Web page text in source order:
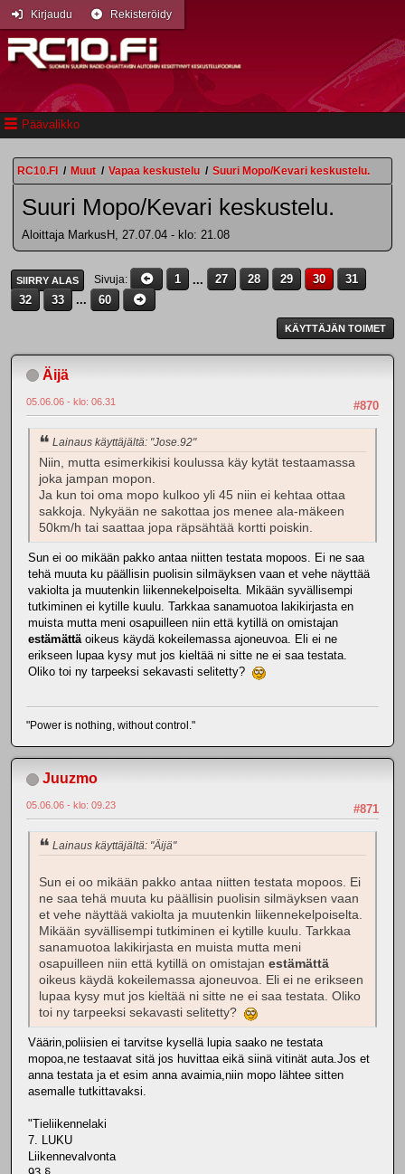
Päävalikko
Kirjaudu Rekisteröidy
RC10.FI / Muut / Vapaa keskustelu / Suuri Mopo/Kevari keskustelu.
Suuri Mopo/Kevari keskustelu.
Aloittaja MarkusH, 27.07.04 - klo: 21.08
SIIRRY ALAS Sivuja 1 ... 27 28 29 30
31
32
33 ... 60
KÄYTTÄJÄN TOIMET
Äijä
#870
05.06.06 - klo: 06.31
Lainaus käyttäjältä: "Jose.92"
Niin, mutta esimerkikisi koulussa käy kytät testaamassa
joka jampan mopon.
Ja kun toi oma mopo kulkoo yli 45 niin ei kehtaa ottaa
sakkoja. Nykyään ne sakottaa jos menee ala-mäkeen
50km/h tai saattaa jopa räpsähtää kortti poiskin.
Sun ei oo mikään pakko antaa niitten testata mopoos. Ei ne saa
tehä muuta ku päällisin puolisin silmäyksen vaan et vehe näyttää
vakiolta ja muutenkin liikennekelpoiselta. Mikään syvällisempi
tutkiminen ei kytille kuulu. Tarkkaa sanamuotoa lakikirjasta en
muista mutta meni osapuilleen niin että kytillä on omistajan
estämättä oikeus käydä kokeilemassa ajoneuvoa. Eli ei ne
erikseen lupaa kysy mut jos kieltää ni sitte ne ei saa testata.
Oliko toi ny tarpeeksi sekavasti selitetty?
"Power is nothing, without control."
Juuzmo
#871
05.06.06 - klo: 09.23
Lainaus käyttäjältä: "Äijä"
Sun ei oo mikään pakko antaa niitten testata mopoos. Ei
ne saa tehä muuta ku päällisin puolisin silmäyksen vaan
et vehe näyttää vakiolta ja muutenkin liikennekelpoiselta.
Mikään syvällisempi tutkiminen ei kytille kuulu. Tarkkaa
sanamuotoa lakikirjasta en muista mutta meni
osapuilleen niin että kytillä on omistajan estämättä
oikeus käydä kokeilemassa ajoneuvoa. Eli ei ne erikseen
lupaa kysy mut jos kieltää ni sitte ne ei saa testata. Oliko
toi ny tarpeeksi sekavasti selitetty?
Väärin,poliisien ei tarvitse kysellä lupia saako ne testata
mopoa,ne testaavat sitä jos huvittaa eikä siinä vitinät auta.Jos et
anna testata ja et esim anna avaimia,niin mopo lähtee sitten
asemalle tutkittavaksi.
"Tieliikennelaki
7. LUKU
Liikennevalvonta